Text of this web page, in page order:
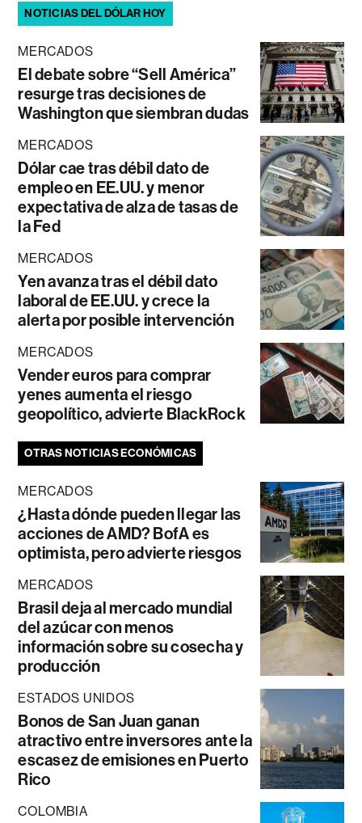
NOTICIAS DEL DÓLAR HOY
MERCADOS
El debate sobre “Sell América”
resurge tras decisiones de
Washington que siembran dudas
MERCADOS
Dólar cae tras débil dato de
empleo en EE.UU. y menor
expectativa de alza de tasas de
la Fed
MERCADOS
Yen avanza tras el débil dato
laboral de EE.UU. y crece la
alerta por posible intervención
MERCADOS
Vender euros para comprar
yenes aumenta el riesgo
geopolítico, advierte BlackRock
OTRAS NOTICIAS ECONÓMICAS
MERCADOS
¿Hasta dónde pueden llegar las
acciones de AMD? BofA es
optimista, pero advierte riesgos
MERCADOS
Brasil deja al mercado mundial
del azúcar con menos
información sobre su cosecha y
producción
ESTADOS UNIDOS
Bonos de San Juan ganan
atractivo entre inversores ante la
escasez de emisiones en Puerto
Rico
COLOMBIA